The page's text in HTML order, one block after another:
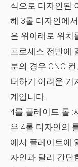
식으로 디자인된
해 3롤 디자인에
은 위아래로 위치
프로세스 전반에
분의 경우 CNC
터하기 어려운 기
계입니다.
4롤 플레이트 롤 :
은 4롤 디자인의
에서 플레이트에
자인과 달리 간단